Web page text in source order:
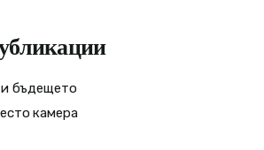
бъдещето
камера